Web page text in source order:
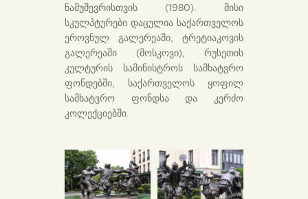
ნამუშევრისთვის (1980). მისი
სკულპტურები დაცულია საქართველოს
ეროვნულ გალერეაში, ტრეტიაკოვის
გალერეაში (მოსკოვი), რუსეთის
კულტურის სამინისტროს სამხატვრო
ფონდებში, საქართველოს ყოფილ
სამხატვრო ფონდსა და კერძო
კოლექციებში.